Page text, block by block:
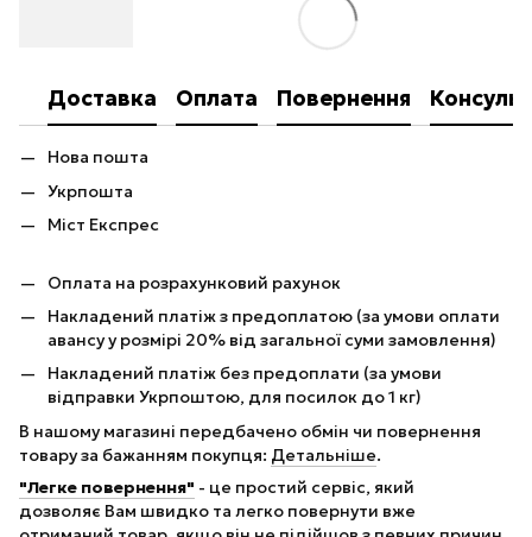
Доставка Оплата Повернення
Нова пошта
Укрпошта
Міст Експрес
Оплата на розрахунковий рахунок
Накладений платіж з предоплатою (за умови оплати
авансу у розмірі 20% від загальної суми замовлення)
Накладений платіж без предоплати (за умови
відправки Укрпоштою, для посилок до 1 кг)
В нашому магазині передбачено обмін чи повернення
товару за бажанням покупця: Детальніше.
"Легке повернення" - це простий сервіс, який
дозволяє Вам швидко та легко повернути вже